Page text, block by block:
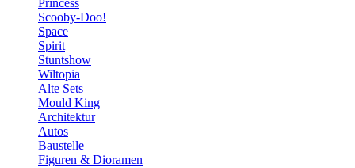
Princess
Scooby-Doo!
Space
Spirit
Stuntshow
Wiltopia
Alte Sets
Mould King
Architektur
Autos
Baustelle
Figuren & Dioramen